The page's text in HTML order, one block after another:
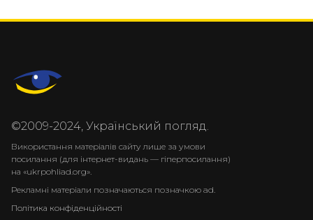
©2009-2024, Український погляд.
Використання матеріалів сайту лише за умови
посилання (для інтернет-видань — гіперпосилання)
на «ukrpohliad.org».
Рекламні матеріали позначаються позначкою ad.
Політика конфіденційності